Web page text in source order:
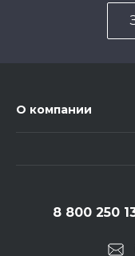
О компании
8 800 250